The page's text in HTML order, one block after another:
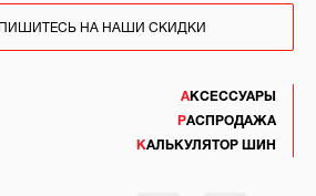
АКСЕССУАРЫ
РАСПРОДАЖА
КАЛЬКУЛЯТОР ШИН
НА НАШИ СКИДКИ